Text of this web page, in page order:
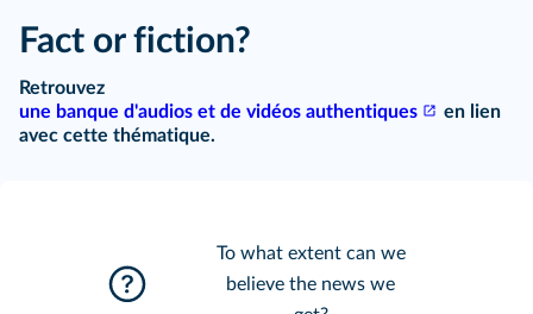
Fact or fiction?
Retrouvez
une banque d'audios et de vidéos authentiques
en lien
avec cette thématique.
To what extent can we
believe the news we